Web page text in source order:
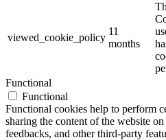
viewed_cookie_policy
11
months
Functional
Functional
Functional cookies help to perform
sharing the content of the website
feedbacks, and other third-party